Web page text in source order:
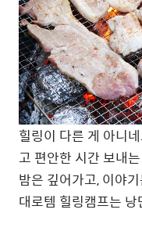
힐링이 다른 게 아니
고 편안한 시간 보내
밤은 깊어가고, 이야
대로템 힐링캠프는